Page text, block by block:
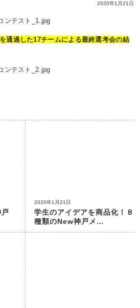
2020年1月21日
通過した17チームによる最終選考会の結
2020年1月21日
学生のアイデアを商品化！８
種類のNew神戸メ …